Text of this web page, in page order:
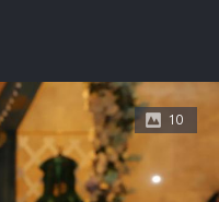
10